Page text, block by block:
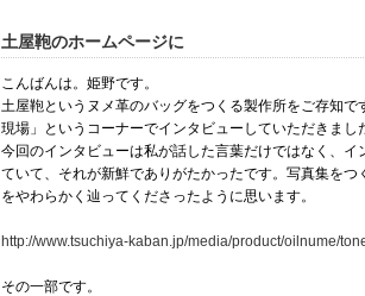
土屋鞄のホームページに
こんばんは。姫野です。
土屋鞄というヌメ革のバッグをつくる製作所をご存知
現場」というコーナーでインタビューしていただきまし
今回のインタビューは私が話した言葉だけではなく、
ていて、それが新鮮でありがたかったです。写真集を
をやわらかく辿ってくださったように思います。
http://www.tsuchiya-kaban.jp/media/product/oilnume/
その一部です。